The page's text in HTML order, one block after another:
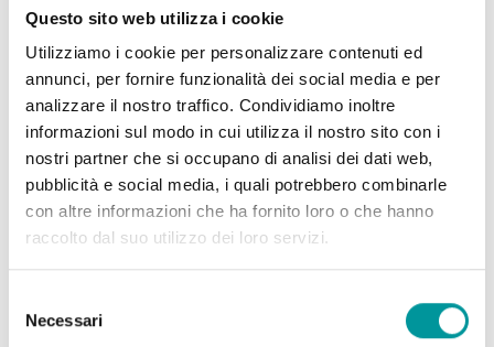
Questo sito web utilizza i cookie
Utilizziamo i cookie per personalizzare contenuti ed
annunci, per fornire funzionalità dei social media e per
analizzare il nostro traffico. Condividiamo inoltre
informazioni sul modo in cui utilizza il nostro sito con i
nostri partner che si occupano di analisi dei dati web,
pubblicità e social media, i quali potrebbero combinarle
con altre informazioni che ha fornito loro o che hanno
raccolto dal suo utilizzo dei loro servizi.
delNecessari
GIULIO ROMANO